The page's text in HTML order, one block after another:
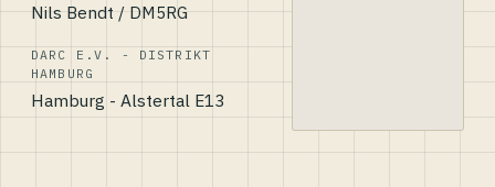
Nils Bendt / DM5RG
DARC E.V. - DISTRIKT
HAMBURG
Hamburg - Alstertal E13